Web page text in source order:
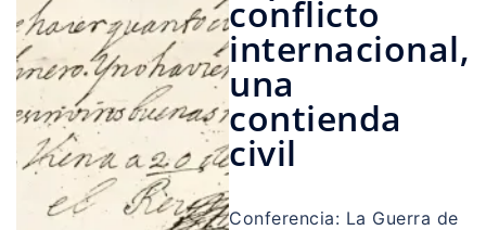
conflicto
internacional,
una
contienda
civil
Conferencia: La Guerra de